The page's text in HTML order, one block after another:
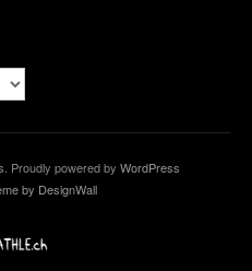
. Proudly powered by WordPress
by DesignWall